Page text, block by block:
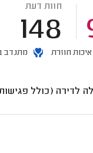
חוות דעת
148
חוזרת מתנדב
לדירה (כולל